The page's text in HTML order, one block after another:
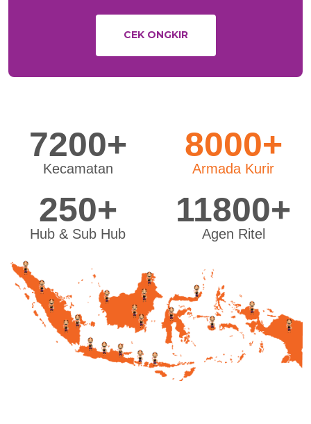
CEK ONGKIR
7200+
Kecamatan
8000+
Armada Kurir
250+
Hub & Sub Hub
11800+
Agen Ritel